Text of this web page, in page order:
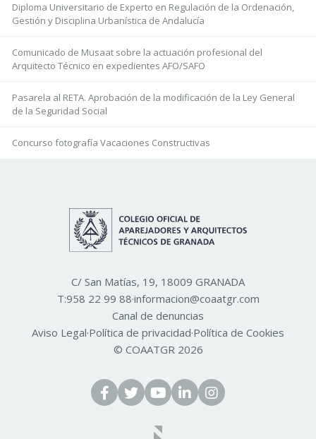
Diploma Universitario de Experto en Regulación de la Ordenación,
Gestión y Disciplina Urbanística de Andalucía
Comunicado de Musaat sobre la actuación profesional del
Arquitecto Técnico en expedientes AFO/SAFO
Pasarela al RETA. Aprobación de la modificación de la Ley General
de la Seguridad Social
Concurso fotografía Vacaciones Constructivas
C/ San Matías, 19, 18009 GRANADA
T:958 22 99 88·informacion@coaatgr.com
Canal de denuncias
Aviso Legal·Política de privacidad·Política de Cookies
© COAATGR 2026